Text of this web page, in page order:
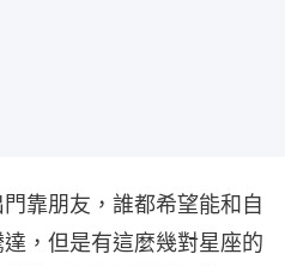
靠朋友，誰都希望能和自
，但是有這麼幾對星座的